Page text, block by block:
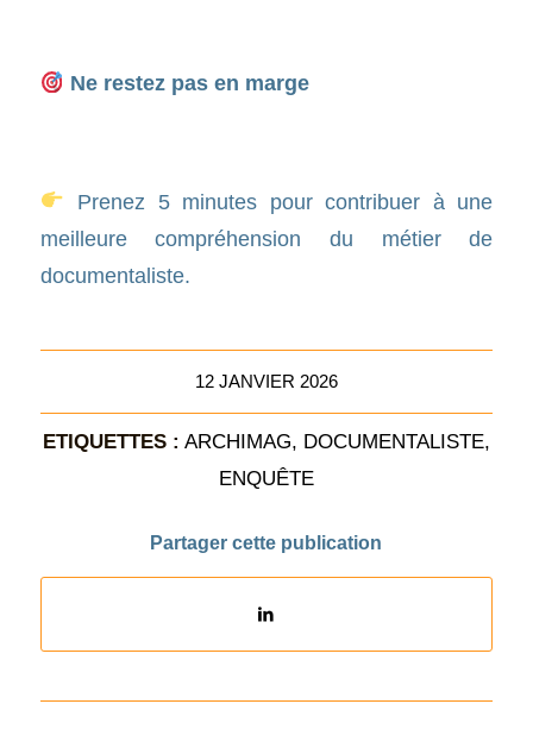
Ne restez pas en marge
Prenez 5 minutes pour contribuer à une
meilleure compréhension du métier de
documentaliste.
12 JANVIER 2026
ETIQUETTES : ARCHIMAG, DOCUMENTALISTE,
ENQUÊTE
Partager cette publication